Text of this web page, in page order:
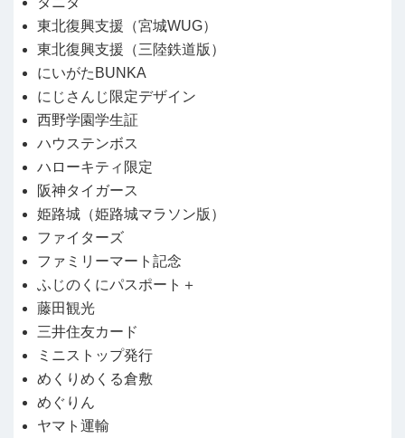
東北復興支援（宮城WUG）
東北復興支援（三陸鉄道版）
にいがたBUNKA
にじさんじ限定デザイン
西野学園学生証
ハウステンボス
ハローキティ限定
阪神タイガース
姫路城（姫路城マラソン版）
ファイターズ
ファミリーマート記念
ふじのくにパスポート＋
藤田観光
三井住友カード
ミニストップ発行
めくりめくる倉敷
めぐりん
ヤマト運輸